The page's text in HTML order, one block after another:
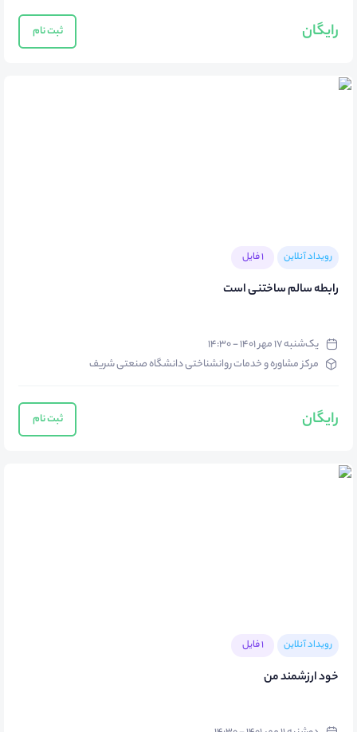
رایگان ثبت نام
رویداد آنلاین 1 فایل
رابطه سالم ساختنی است
یک‌شنبه ۱۷ مهر ۱۴۰۱ - ۱۴:۳۰
مرکز مشاوره و خدمات روانشناختی دانشگاه صنعتی شریف
رایگان ثبت نام
رویداد آنلاین 1 فایل
خود ارزشمند من